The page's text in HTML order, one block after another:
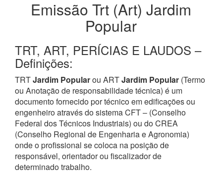
Emissão Trt (Art) Jardim
Popular
TRT, ART, PERÍCIAS E LAUDOS –
Definições:
TRTJardim Popularou ARTJardim Popular (Termo
ou Anotação de responsabilidade técnica) é um
documento fornecido por técnico em edificações ou
engenheiro através do sistema CFT – (Conselho
Federal dos Técnicos Industriais) ou do CREA
(Conselho Regional de Engenharia e Agronomia)
onde o profissional se coloca na posição de
responsável, orientador ou fiscalizador de
determinado trabalho.